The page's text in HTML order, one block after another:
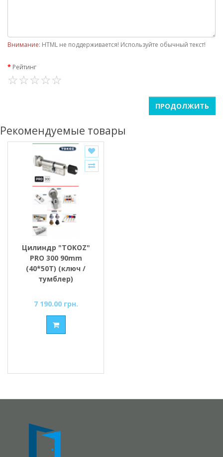
Внимание: HTML не поддерживается! Используйте обычный текст!
Рейтинг
ПРОДОЛЖИТЬ
Рекомендуемые товары
Цилиндр "TOKOZ"
PRO 300 90mm
(40*50T) (ключ /
тумблер)
7 190.00 грн.